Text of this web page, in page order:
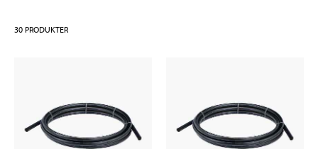
30 PRODUKTER